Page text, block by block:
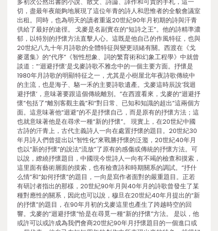
多初次公然出書的小說、散文、詩論、譯作和可貴的手札，這一
切，盡最年夜能夠地展現了這位年青的詩人和思惟者的全貌會議室
出租。同時，也為明天的讀者重返20世紀90年月初期的詩與汗青
供給了最好的途徑。 戈麥是名副實在的“短詩之王”。他的詩精準濃
郁，以特別的抒懷方法直擊人心。這既是他自己的作風特征，也與
20世紀八九十年月詩歌的全體特征與變更頭緒有關。西渡在《戈
麥選集》的“代序”《智性想象、詞的繁育術和幻象工程學》中就曾
談道：“‘迴避抒懷’是戈麥詩歌不雅念中的一個主要方面。抒懷是
1980年月詩歌的明顯特征之一，尤其是小樹屋北年夜詩歌傳統中
的主流，也是海子、駱一禾的主要詩歌遺產。戈麥這時辰說‘我迴
避抒懷’，意味著要跟這個傳統離別。”在西渡看來，戈麥的“迴避抒
懷”包括了“離別客觀主義”和“對日常、已知和知識的超出”這兩個方
面。這意味著他“迴避”的不是抒懷自己，而是原有的抒懷方法；這
也就意味著他是在尋求一種“新的抒懷”。 現實上，在20世紀中國
古詩的汗青上，古代主義詩人一向在處置抒懷的題目。20世紀30
年月詩人們曾提出以“智性化”來戰勝抒懷的泛濫，20世紀40年月
也以“新的抒懷”的說法“流放”了原有的感傷或傳統的抒懷方法。可
以說，繚繞抒懷題目，中國現今世詩人一向有不竭的檢查和摸索，
這里面有藝術層面的摸索，也有檢查詩和時期關系的調試。“抒什
么情”和“如何抒懷”的題目，一向是寫作者面對的嚴重題目。正若
有研討者指出的那樣，20世紀90年月與40年月的詩歌曾發生了某
種對應性的關系，因此也可以說，穆旦在20世紀40年月提出的“新
的抒懷”的題目，在90年月初的戈麥這里也產生了跨越時空的回
響。戈麥的“迴避抒懷”恰是在尋覓一種“新的抒懷”方法。 是以，他
或許可以或許成為我們會商20世紀90年月抒懷題目的一個進口或